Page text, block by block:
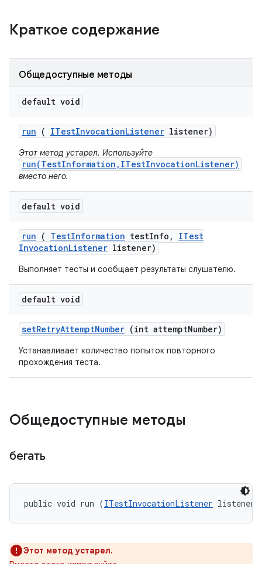
Краткое содержание
Общедоступные методы
default void
run ( ITestInvocationListener listener)
Этот метод устарел. Используйте
run(TestInformation,ITestInvocationListener)
вместо него.
default void
run ( TestInformation testInfo ,
ITest
InvocationListener listener)
Выполняет тесты и сообщает результаты слушателю.
default void
setRetryAttemptNumber (int attemptNumber)
Устанавливает количество попыток повторного
прохождения теста.
Общедоступные методы
бегать
public void run (ITestInvocationListener listener)
Этот метод устарел.